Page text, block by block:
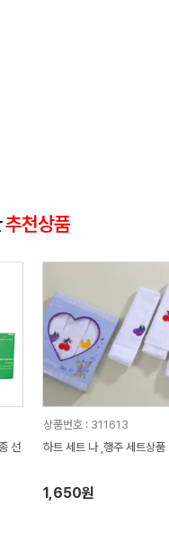
추천상품
선
상품번호 : 311613
하트 세트 나 ,행주 세트상품
1,650원